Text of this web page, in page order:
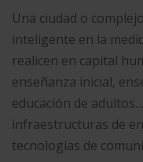
Una ciudad o
inteligente en la
realicen en capital
enseñanza inicial,
educación de
infraestructuras de
tecnologías de